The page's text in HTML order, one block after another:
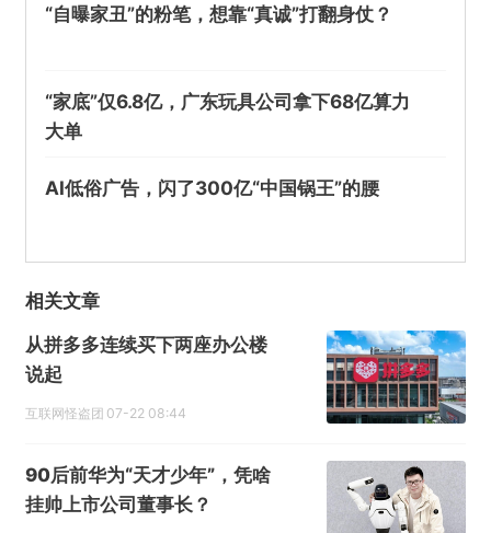
“自曝家丑”的粉笔，想靠“真诚”打翻身仗？
“家底”仅6.8亿，广东玩具公司拿下68亿算力
大单
AI低俗广告，闪了300亿“中国锅王”的腰
相关文章
从拼多多连续买下两座办公楼
说起
互联网怪盗团 07-22 08:44
90后前华为“天才少年”，凭啥
挂帅上市公司董事长？